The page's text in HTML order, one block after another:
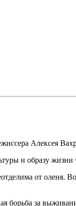
Алексея
и образу жизни
от оленя.
борьба за